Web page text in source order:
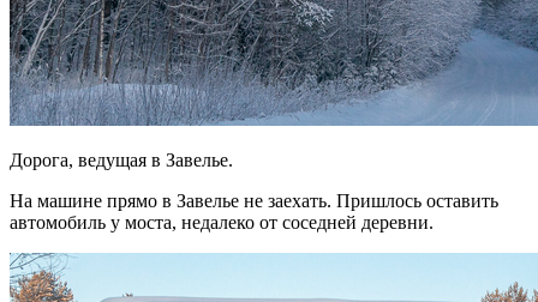
Дорога, ведущая в Завелье.
На машине прямо в Завелье не заехать. Пришлось оставить
автомобиль у моста, недалеко от соседней деревни.